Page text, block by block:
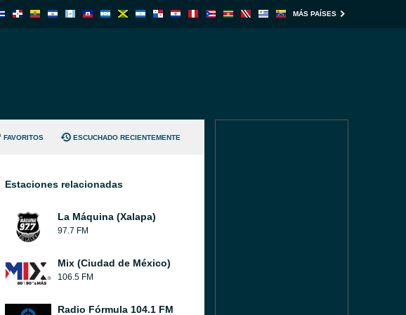
MÁS PAÍSES
FAVORITOS ESCUCHADO RECIENTEMENTE
Estaciones relacionadas
La Máquina (Xalapa)
97.7 FM
Mix (Ciudad de México)
106.5 FM
Radio Fórmula 104.1 FM